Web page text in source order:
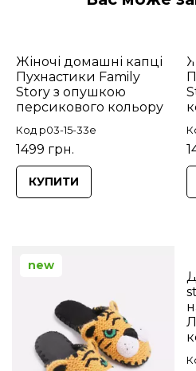
Жіночі домашні капці
Пухнастики Family
Story з опушкою
персикового кольору
Код p03-15-33e
1499 грн.
КУПИТИ
new